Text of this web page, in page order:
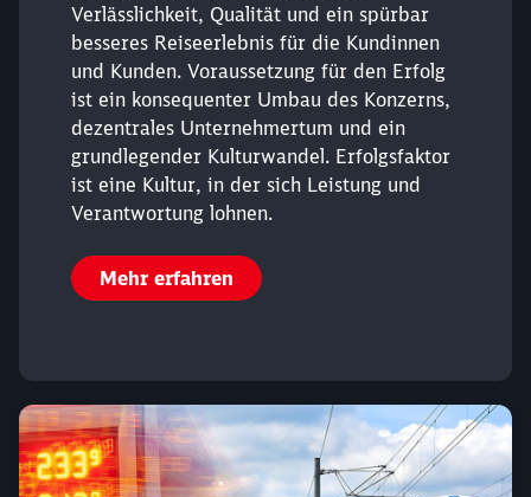
Verlässlichkeit, Qualität und ein spürbar
besseres Reiseerlebnis für die Kundinnen
und Kunden. Voraussetzung für den Erfolg
ist ein konsequenter Umbau des Konzerns,
dezentrales Unternehmertum und ein
grundlegender Kulturwandel. Erfolgsfaktor
ist eine Kultur, in der sich Leistung und
Verantwortung lohnen.
Mehr erfahren
Abbrechen Weiter